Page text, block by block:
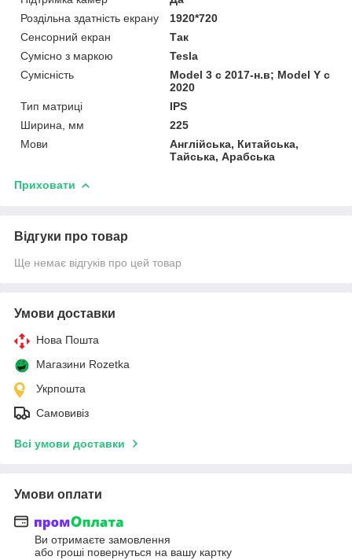
Роздільна здатність екрану
1920*720
Сенсорний екран
Так
Сумісно з маркою
Tesla
Сумісність
Model 3 c 2017-н.в; Model Y c
2020
Тип матриці
IPS
Ширина, мм
225
Мови
Англійська, Китайська,
Тайська, Арабська
Приховати
Відгуки про товар
Ще немає відгуків про цей товар
Умови доставки
Нова Пошта
Магазини Rozetka
Укрпошта
Самовивіз
Всі умови доставки
Умови оплати
Ви отримаєте замовлення
або гроші повернуться на вашу картку